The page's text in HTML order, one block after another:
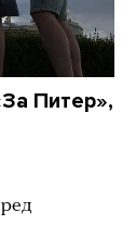
Питер»,